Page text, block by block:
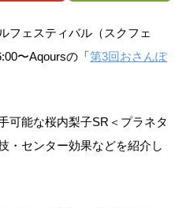
フェスティバル（スクフェ
〜Aqoursの「第3回おさんぽ
可能な桜内梨子SR＜プラネタ
・センター効果などを紹介し